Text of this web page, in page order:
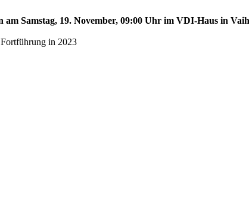
Samstag, 19. November, 09:00 Uhr im VDI-Haus in
in 2023